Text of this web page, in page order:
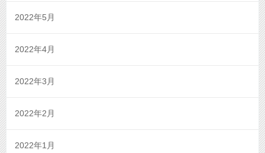
2022年5月
2022年4月
2022年3月
2022年2月
2022年1月